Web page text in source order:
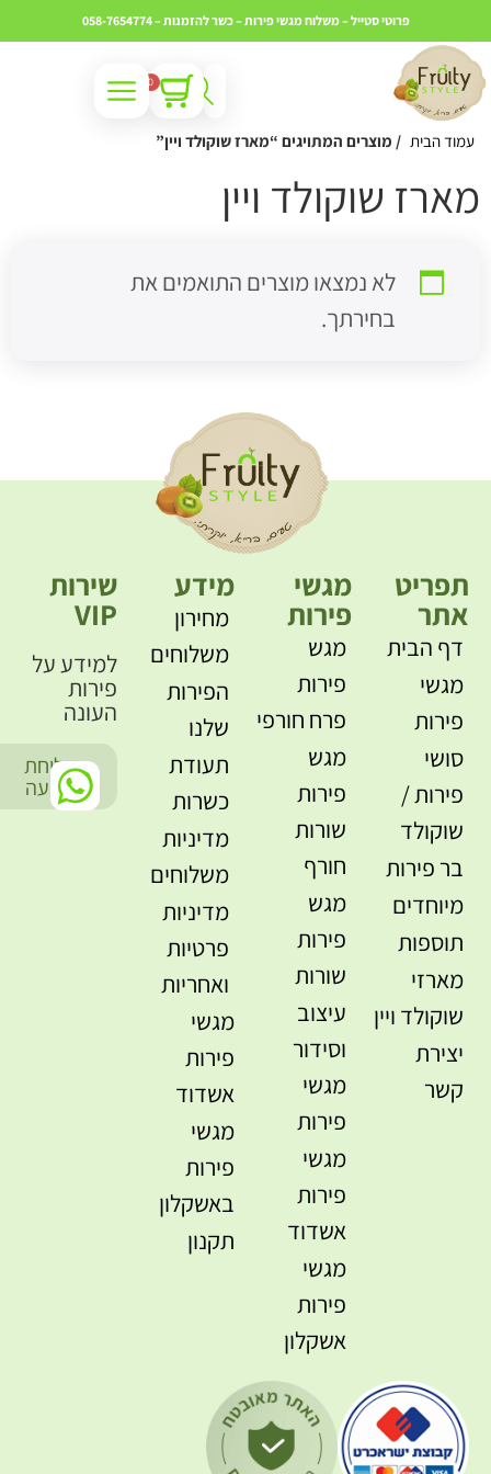
פרוטי סטייל – משלוח מגשי פירות – כשרלהזמנות – 058-7654774
0
עמוד הבית / מוצרים המתויגים “מארז שוקולד ויין”
שוקולד ויין
לא נמצאו מוצרים התואמים את
בחירתך.
תפריט
אתר
דף הבית
מגשי
פירות
סושי
פירות /
שוקולד
בר פירות
מיוחדים
תוספות
מארזי
שוקולד ויין
יצירת
קשר
מגשי
פירות
מגש
פירות
פרח חורפי
מגש
פירות
שורות
חורף
מגש
פירות
שורות
עיצוב
וסידור
מגשי
פירות
מגשי
פירות
אשדוד
מגשי
פירות
אשקלון
מידע
מחירון
משלוחים
הפירות
שלנו
תעודת
כשרות
מדיניות
משלוחים
מדיניות
פרטיות
ואחריות
מגשי
פירות
אשדוד
מגשי
פירות
באשקלון
תקנון
שירות
VIP
למידע על
פירות
העונה
שליחת
הודעה